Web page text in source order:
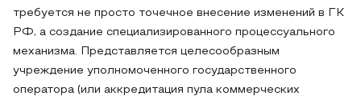
требуется не просто точечное внесение изменений в ГК
РФ, а создание специализированного процессуального
механизма. Представляется целесообразным
учреждение уполномоченного государственного
оператора (или аккредитация пула коммерческих